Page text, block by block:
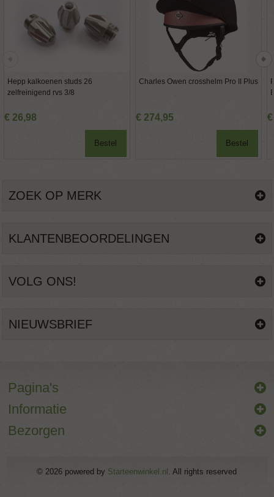
Hepp kalkoenen studs 26
zelfreinigend rvs 3/8
€ 26,98
Bestel
Charles Owen crosshelm Pro II Plus
€ 274,95
Bestel
€
ZOEK OP MERK
KLANTENBEOORDELINGEN
VOLG ONS!
NIEUWSBRIEF
Pagina's
Informatie
Bezorgen
© 2026 powered by Starteenwinkel.nl . All rights reserved